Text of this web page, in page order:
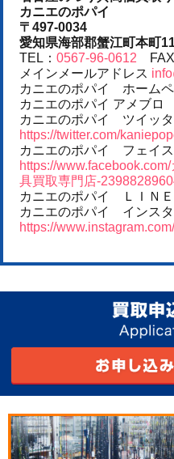
カニエのポパイ
〒497-0034
愛知県海部郡蟹江町本町
TEL： 0567-96-0612 FAX
メインメールアドレス
カニエのポパイ ホーム
カニエのポパイ アメブロ
カニエのポパイ ツイ
https://twitter.com/
カニエのポパイ フェイ
https://
具買取専門店-
カニエのポパイ ＬＩＮ
カニエのポパイ インス
https://